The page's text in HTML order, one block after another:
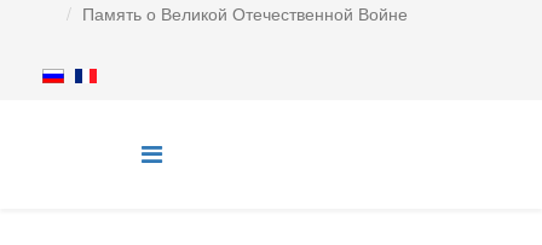
Память о Великой Отечественной Войне